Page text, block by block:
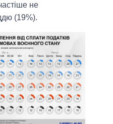
не
(19%).